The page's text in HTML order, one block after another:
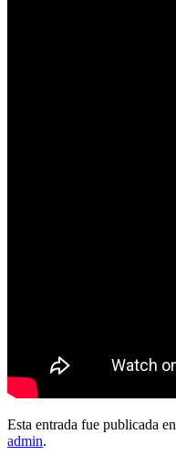
Esta entrada fue publicada en
admin.